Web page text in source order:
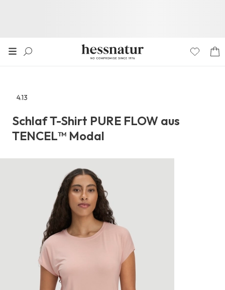
Zu
Reviews
4.13
Schlaf T-Shirt PURE FLOW aus
TENCEL™ Modal